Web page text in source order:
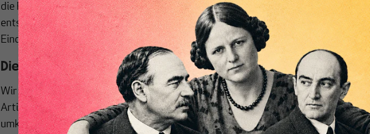
die Reiseverbote einsetzten. Berichte über Verhandlungen am EuGH sind rar, weil
entsprechende Protokolle nicht zugänglich sind. Daher nachfolgend eine
Einordnung des Rechtsstreits und ein kurzer Bericht über meine Eindrücke.
Die Entsenderichtlinie vor dem Europäischen Gerichtshof
Wir erinnern uns (oder lesen es in den nachfolgend verlinkten MAKROSKOP-
Artikeln noch einmal nach): DieEntsenderichtlinieist ein außergewöhnlich
umkämpfter europäischer Rechtsakt, der ursprünglich aus dem Jahr 1996